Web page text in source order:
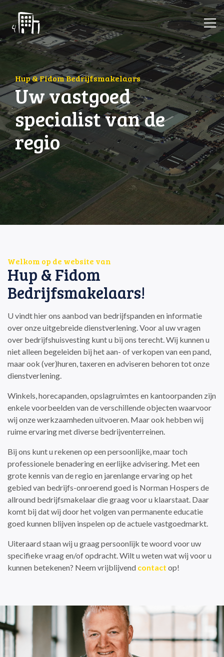
Hup & Fidom Bedrijfsmakelaars
Uw vastgoed
specialist van de
regio
Welkom op de website van
Hup & Fidom
Bedrijfsmakelaars!
U vindt hier ons aanbod van bedrijfspanden en informatie
over onze uitgebreide dienstverlening. Voor al uw vragen
over bedrijfshuisvesting kunt u bij ons terecht. Wij kunnen u
niet alleen begeleiden bij het aan- of verkopen van een pand,
maar ook (ver)huren, taxeren en adviseren behoren tot onze
dienstverlening.
Winkels, horecapanden, opslagruimtes en kantoorpanden zijn
enkele voorbeelden van de verschillende objecten waarvoor
wij onze werkzaamheden uitvoeren. Maar ook hebben wij
ruime ervaring met diverse bedrijventerreinen.
Bij ons kunt u rekenen op een persoonlijke, maar toch
professionele benadering en eerlijke advisering. Met een
grote kennis van de regio en jarenlange ervaring op het
gebied van bedrijfs-onroerend goed is Norman Hospers de
allround bedrijfsmakelaar die graag voor u klaarstaat. Daar
komt bij dat wij door het volgen van permanente educatie
goed kunnen blijven inspelen op de actuele vastgoedmarkt.
Uiteraard staan wij u graag persoonlijk te woord voor uw
specifieke vraag en/of opdracht. Wilt u weten wat wij voor u
kunnen betekenen? Neem vrijblijvend contact op!